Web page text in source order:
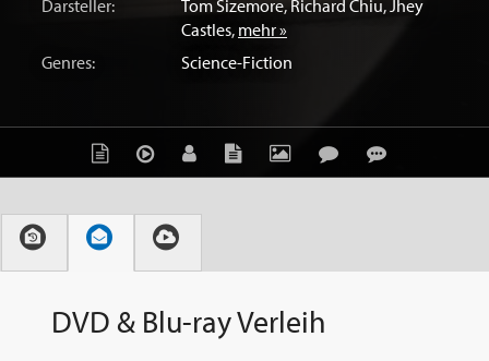
Darsteller:
Tom Sizemore, Richard Chiu, Jhey
Castles, mehr »
Genres:
Science-Fiction
DVD & Blu-ray Verleih